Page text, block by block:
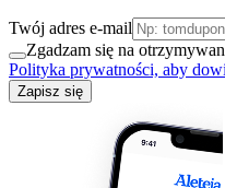
Twój adres e-mail
Zgadzam się na
Polityka prywatności, aby
Zapisz się